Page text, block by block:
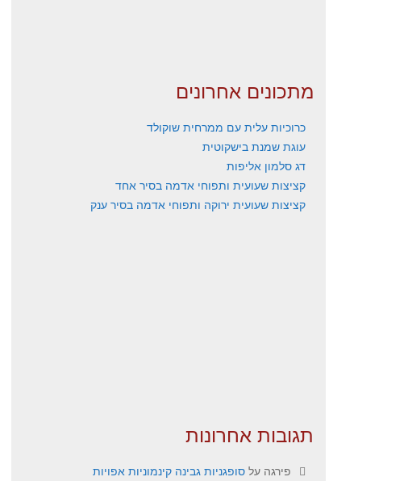
מתכונים אחרונים
כרוכיות עלית עם ממרחית שוקולד
עוגת שמנת בישקוטית
דג סלמון אליפות
קציצות שעועית ותפוחי אדמה בסיר אחד
קציצות שעועית ירוקה ותפוחי אדמה בסיר ענק
תגובות אחרונות
פירגה על סופגניות גבינה קינמוניות אפויות